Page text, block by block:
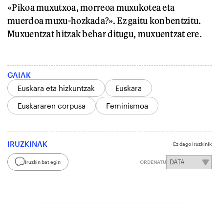
«Pikoa muxutxoa, morreoa muxukotea eta
muerdoa muxu-hozkada?». Ez gaitu konbentzitu.
Muxuentzat hitzak behar ditugu, muxuentzat ere.
GAIAK
Euskara eta hizkuntzak
Euskara
Euskararen corpusa
Feminismoa
IRUZKINAK Ez dago iruzkinik
Iruzkin bat egin ORDENATU